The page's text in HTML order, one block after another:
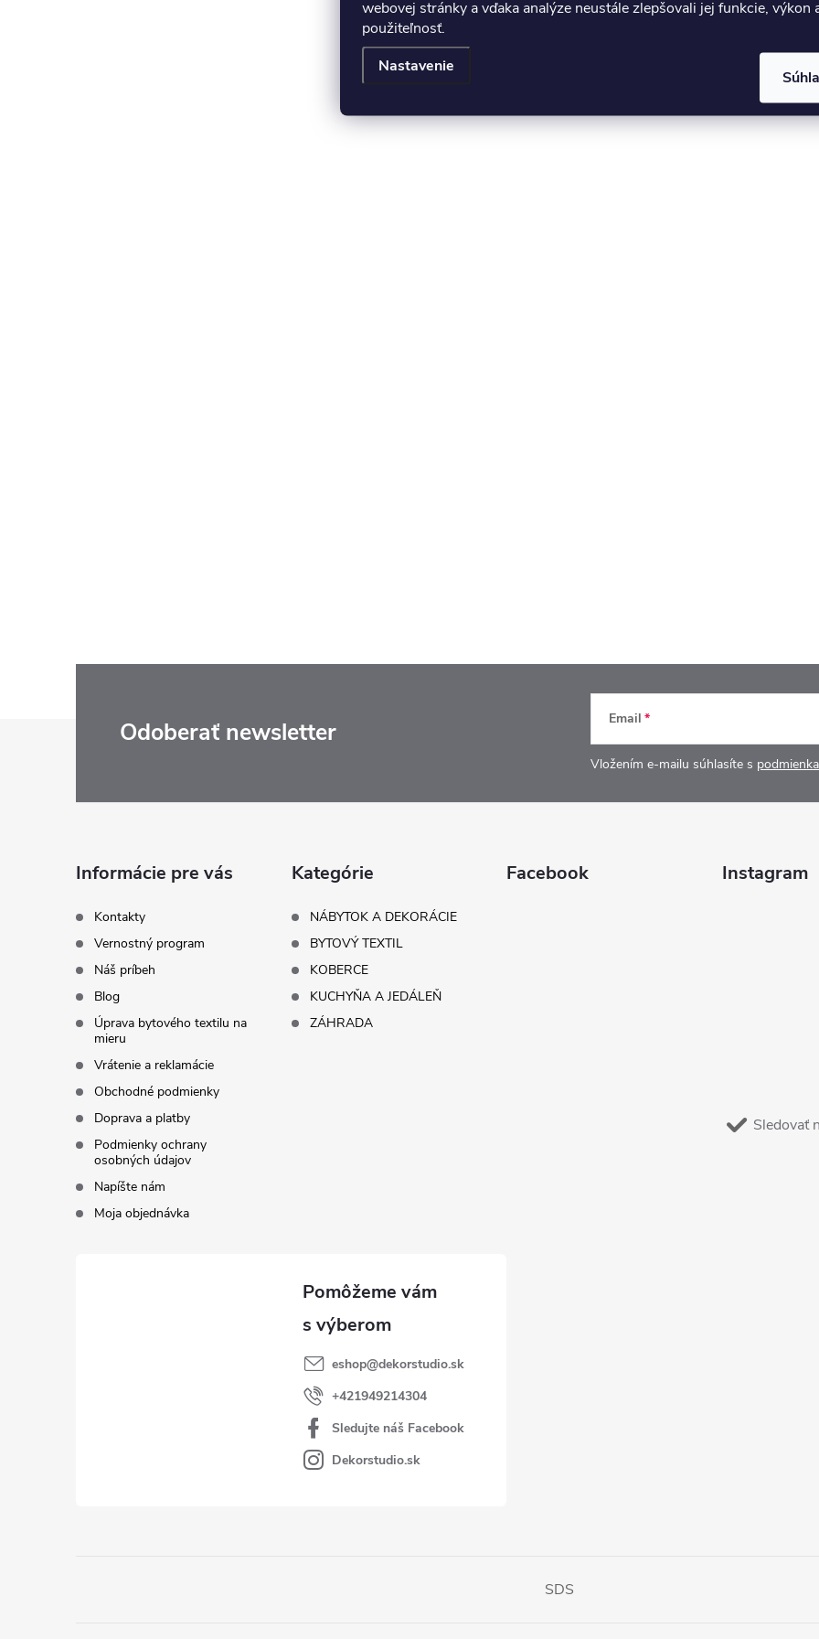
webovej stránky a vďaka analýze neustále zlepšovali jej funkcie, výkon
použiteľnosť.
Nastavenie
Odoberať newsletter Email
Vložením e-mailu súhlasíte s
Informácie pre vás
Kontakty
Vernostný program
Náš príbeh
Blog
Úprava bytového textilu na
mieru
Vrátenie a reklamácie
Obchodné podmienky
Doprava a platby
Podmienky ochrany
osobných údajov
Napíšte nám
Moja objednávka
Kategórie
NÁBYTOK A DEKORÁCIE
BYTOVÝ TEXTIL
KOBERCE
KUCHYŇA A JEDÁLEŇ
ZÁHRADA
Facebook Instagram
Sledovať
eshop@dekorstudio.sk
+421949214304
Sledujte náš Facebook
Dekorstudio.sk
SDS